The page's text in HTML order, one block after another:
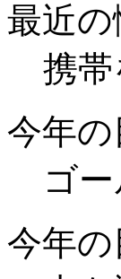
最近の
携
今年
ゴ
今年